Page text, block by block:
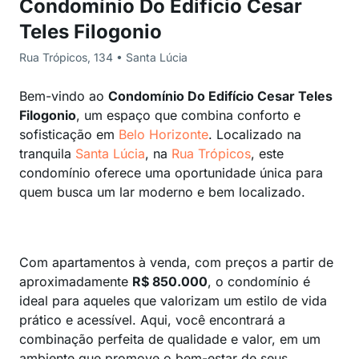
Condomínio Do Edifício Cesar
Teles Filogonio
Rua Trópicos, 134 • Santa Lúcia
Bem-vindo ao Condomínio Do Edifício Cesar Teles
Filogonio, um espaço que combina conforto e
sofisticação em Belo Horizonte. Localizado na
tranquila Santa Lúcia, na Rua Trópicos, este
condomínio oferece uma oportunidade única para
quem busca um lar moderno e bem localizado.
Com apartamentos à venda, com preços a partir de
aproximadamente R$ 850.000, o condomínio é
ideal para aqueles que valorizam um estilo de vida
prático e acessível. Aqui, você encontrará a
combinação perfeita de qualidade e valor, em um